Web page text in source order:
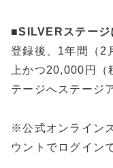
■SILVERステージ
登録後、1年間（2
上かつ20,000円
テージへステージ
※公式オンライン
ウントでログイン